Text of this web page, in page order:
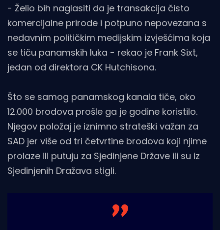
- Želio bih naglasiti da je transakcija čisto
komercijalne prirode i potpuno nepovezana s
nedavnim političkim medijskim izvješćima koja
se tiču ​​panamskih luka - rekao je Frank Sixt,
jedan od direktora CK Hutchisona.
Što se samog panamskog kanala tiče, oko
12.000 brodova prošle ga je godine koristilo.
Njegov položaj je iznimno strateški važan za
SAD jer više od tri četvrtine brodova koji njime
prolaze ili putuju za Sjedinjene Države ili su iz
Sjedinjenih Dražava stigli.